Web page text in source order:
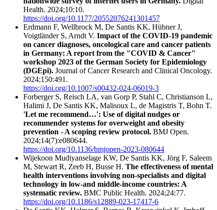
Health. 2024;10:10.
https://doi.org/10.1177/20552076241301457
Erdmann F, Wellbrock M, De Santis KK, Hübner J,
Voigtländer S, Arndt V. Impact of the COVID-19 pandemic
on cancer diagnoses, oncological care and cancer patients
in Germany: A report from the "COVID & Cancer"
workshop 2023 of the German Society for Epidemiology
(DGEpi). Journal of Cancer Research and Clinical Oncology.
2024;150:491.
https://doi.org/10.1007/s00432-024-06019-3
Forberger S, Reisch LA, van Gorp P, Stahl C, Christianson L,
Halimi J, De Santis KK, Malisoux L, de Magistris T, Bohn T.
'Let me recommend…': Use of digital nudges or
recommender systems for overweight and obesity
prevention - A scoping review protocol. BMJ Open.
2024;14(7):e080644.
https://doi.org/10.1136/bmjopen-2023-080644
Wijekoon Mudiyanselage KW, De Santis KK, Jörg F, Saleem
M, Stewart R, Zeeb H, Busse H. The effectiveness of mental
health interventions involving non-specialists and digital
technology in low-and middle-income countries: A
systematic review. BMC Public Health. 2024;24:77.
https://doi.org/10.1186/s12889-023-17417-6